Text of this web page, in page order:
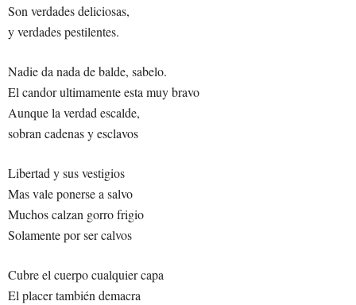
Son verdades deliciosas,
y verdades pestilentes.
Nadie da nada de balde, sabelo.
El candor ultimamente esta muy bravo
Aunque la verdad escalde,
sobran cadenas y esclavos
Libertad y sus vestigios
Mas vale ponerse a salvo
Muchos calzan gorro frigio
Solamente por ser calvos
Cubre el cuerpo cualquier capa
El placer también demacra